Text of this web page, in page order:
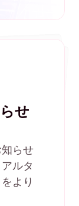
せ
らせ
ルタ
より